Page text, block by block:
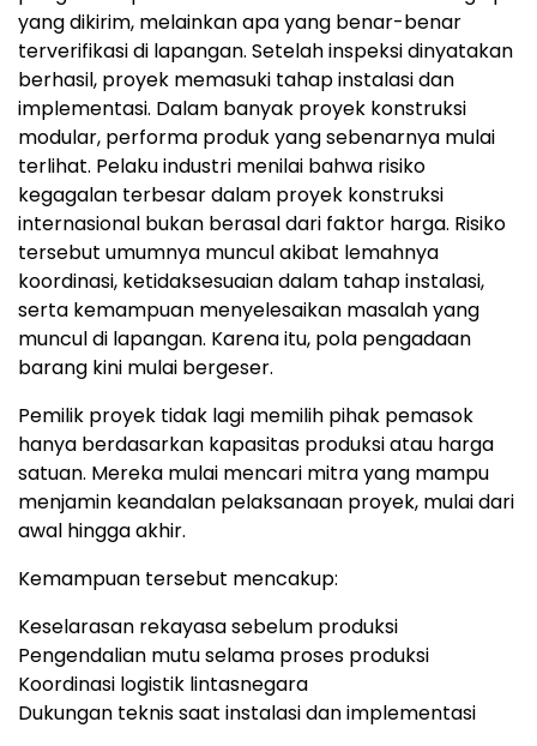
yang dikirim, melainkan apa yang benar-benar
terverifikasi di lapangan. Setelah inspeksi dinyatakan
berhasil, proyek memasuki tahap instalasi dan
implementasi. Dalam banyak proyek konstruksi
modular, performa produk yang sebenarnya mulai
terlihat. Pelaku industri menilai bahwa risiko
kegagalan terbesar dalam proyek konstruksi
internasional bukan berasal dari faktor harga. Risiko
tersebut umumnya muncul akibat lemahnya
koordinasi, ketidaksesuaian dalam tahap instalasi,
serta kemampuan menyelesaikan masalah yang
muncul di lapangan. Karena itu, pola pengadaan
barang kini mulai bergeser.
Pemilik proyek tidak lagi memilih pihak pemasok
hanya berdasarkan kapasitas produksi atau harga
satuan. Mereka mulai mencari mitra yang mampu
menjamin keandalan pelaksanaan proyek, mulai dari
awal hingga akhir.
Kemampuan tersebut mencakup:
Keselarasan rekayasa sebelum produksi
Pengendalian mutu selama proses produksi
Koordinasi logistik lintasnegara
Dukungan teknis saat instalasi dan implementasi